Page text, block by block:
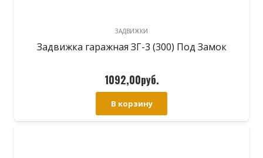
ЗАДВИЖКИ
Задвижка гаражная ЗГ-3 (300) Под Замок
1092,00руб.
В корзину